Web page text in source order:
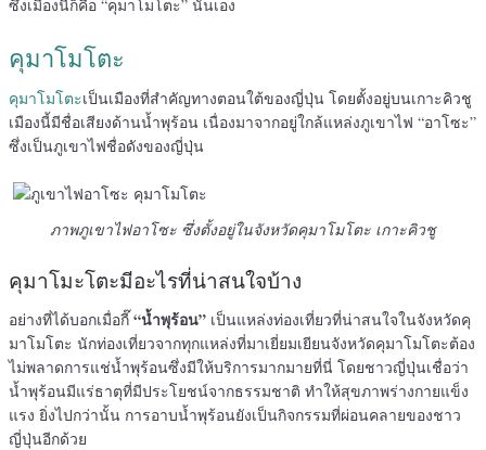
ซึ่งเมืองนี้ก็คือ “คุมาโมโตะ” นั่นเอง
คุมาโมโตะ
คุมาโมโตะเป็นเมืองที่สำคัญทางตอนใต้ของญี่ปุ่น โดยตั้งอยู่บนเกาะคิวชู
เมืองนี้มีชื่อเสียงด้านน้ำพุร้อน เนื่องมาจากอยู่ใกล้แหล่งภูเขาไฟ “อาโซะ”
ซึ่งเป็นภูเขาไฟชื่อดังของญี่ปุ่น
ภาพภูเขาไฟอาโซะ ซึ่งตั้งอยู่ในจังหวัดคุมาโมโตะ เกาะคิวชู
คุมาโมะโตะมีอะไรที่น่าสนใจบ้าง
อย่างที่ได้บอกเมื่อกี๊“น้ำพุร้อน” เป็นแหล่งท่องเที่ยวที่น่าสนใจในจังหวัดคุ
มาโมโตะ นักท่องเที่ยวจากทุกแหล่งที่มาเยี่ยมเยียนจังหวัดคุมาโมโตะต้อง
ไม่พลาดการแช่น้ำพุร้อนซึ่งมีให้บริการมากมายที่นี่ โดยชาวญี่ปุ่นเชื่อว่า
น้ำพุร้อนมีแร่ธาตุที่มีประโยชน์จากธรรมชาติ ทำให้สุขภาพร่างกายแข็ง
แรง ยิ่งไปกว่านั้น การอาบน้ำพุร้อนยังเป็นกิจกรรมที่ผ่อนคลายของชาว
ญี่ปุ่นอีกด้วย